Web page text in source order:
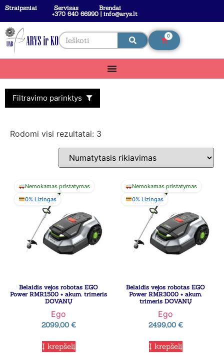
Straipsniai Servisas
Brendai
+370 640 66990 | info@arys.lt
0
Filtravimo parinktys
Rodomi visi rezultatai: 3
Nemokamas pristatymas
0% Lizingas
Belaidis vejos robotas EGO
Power RMR1500 + akum. trimeris
DOVANŲ
Ego
2099,00€
Į krepšelį
Nemokamas pristatymas
0% Lizingas
Belaidis vejos robotas EGO
Power RMR3000 + akum.
trimeris DOVANŲ
Ego
2499,00€
Į krepšelį